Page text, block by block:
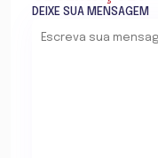
DEIXE SUA MENSAGEM